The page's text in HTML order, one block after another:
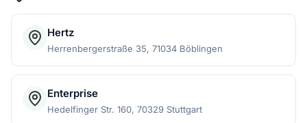
Hertz
Herrenbergerstraße 35, 71034 Böblingen
Enterprise
Hedelfinger Str. 160, 70329 Stuttgart